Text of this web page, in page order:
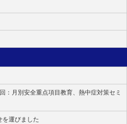
：月別安全重点項目教育、熱中症対策セミ
を運びました